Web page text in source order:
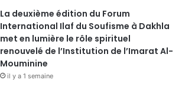
La deuxième édition du Forum
International Ilaf du Soufisme à Dakhla
met en lumière le rôle spirituel
renouvelé de l’Institution de l’Imarat Al-
Mouminine
il y a 1 semaine